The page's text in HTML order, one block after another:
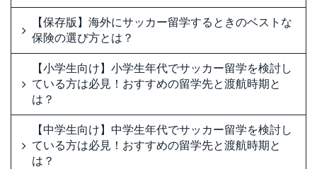
【保存版】海外にサッカー留学するときのベストな
保険の選び方とは？
【小学生向け】小学生年代でサッカー留学を検討し
ている方は必見！おすすめの留学先と渡航時期と
は？
【中学生向け】中学生年代でサッカー留学を検討し
ている方は必見！おすすめの留学先と渡航時期と
は？